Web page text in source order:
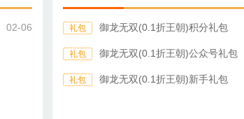
02-06 礼包 御龙无双(0.1折王朝)积分礼包
礼包 御龙无双(0.1折王朝)公众号礼包
礼包 御龙无双(0.1折王朝)新手礼包